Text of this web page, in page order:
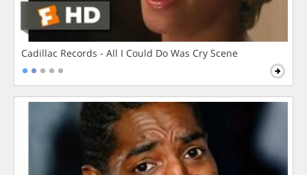
Cadillac Records - All I Could Do Was Cry Scene